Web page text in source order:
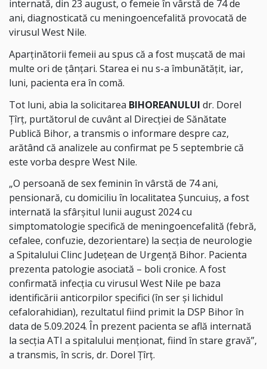
internată, din 23 august, o femeie în vârstă de 74 de
ani, diagnosticată cu meningoencefalită provocată de
virusul West Nile.
Aparținătorii femeii au spus că a fost mușcată de mai
multe ori de țânțari. Starea ei nu s-a îmbunătățit, iar,
luni, pacienta era în comă.
Tot luni, abia la solicitarea BIHOREANULUI dr. Dorel
Țîrț, purtătorul de cuvânt al Direcției de Sănătate
Publică Bihor, a transmis o informare despre caz,
arătând că analizele au confirmat pe 5 septembrie că
este vorba despre West Nile.
„O persoană de sex feminin în vârstă de 74 ani,
pensionară, cu domiciliu în localitatea Șuncuiuș, a fost
internată la sfârșitul lunii august 2024 cu
simptomatologie specifică de meningoencefalită (febră,
cefalee, confuzie, dezorientare) la secția de neurologie
a Spitalului Clinc Județean de Urgență Bihor. Pacienta
prezenta patologie asociată – boli cronice. A fost
confirmată infecția cu virusul West Nile pe baza
identificării anticorpilor specifici (în ser și lichidul
cefalorahidian), rezultatul fiind primit la DSP Bihor în
data de 5.09.2024. În prezent pacienta se află internată
la secția ATI a spitalului menționat, fiind în stare gravă”,
a transmis, în scris, dr. Dorel Țîrț.